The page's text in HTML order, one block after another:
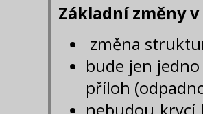
Základní změny
změna
bude jen
příloh